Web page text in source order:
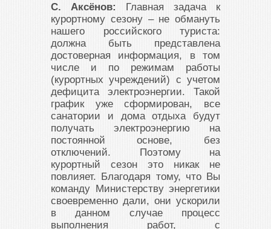
С. Аксёнов:
Главная задача к
курортному сезону – не обмануть
нашего российского туриста:
должна быть представлена
достоверная информация, в том
числе и по режимам работы
(курортных учреждений) с учетом
дефицита электроэнергии. Такой
график уже сформирован, все
санатории и дома отдыха будут
получать электроэнергию на
постоянной основе, без
отключений. Поэтому на
курортный сезон это никак не
повлияет. Благодаря тому, что Вы
команду Министерству энергетики
своевременно дали, они ускорили
в данном случае процесс
выполнения работ, с